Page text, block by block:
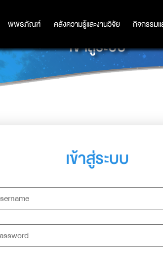
พิพิธภัณฑ์ คลังความรู้และงานวิจัย กิจกรรม
พิพิธภัณฑ์ คลังความรู้และงานวิจัย กิจกรรมแ
เข้าสู่ระบบ
เข้าสู่ระบบ